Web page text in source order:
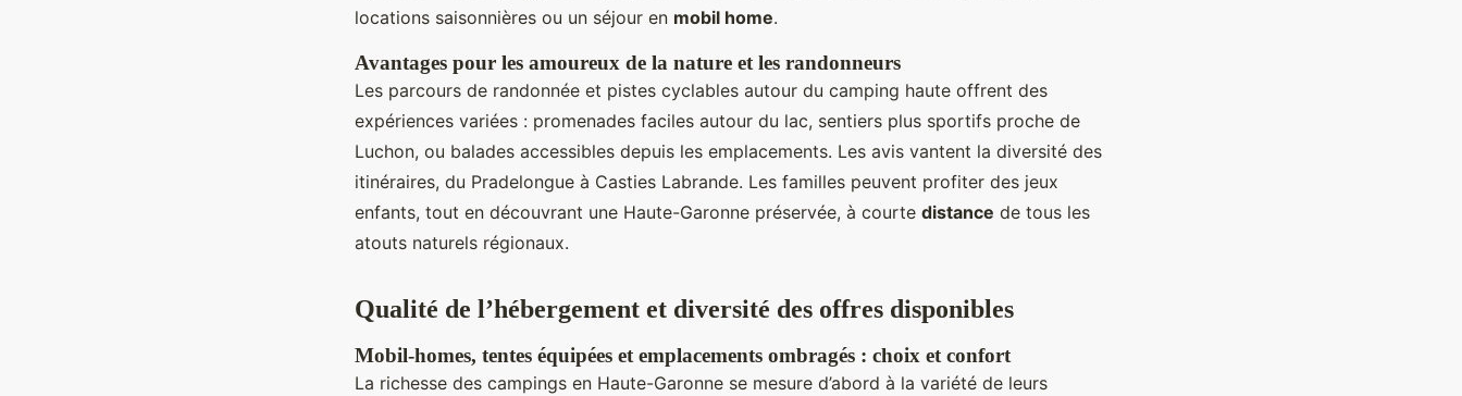
locations saisonnières ou un séjour en mobil home.
Avantages pour les amoureux de la nature et les randonneurs
Les parcours de randonnée et pistes cyclables autour du camping haute offrent des
expériences variées : promenades faciles autour du lac, sentiers plus sportifs proche de
Luchon, ou balades accessibles depuis les emplacements. Les avis vantent la diversité des
itinéraires, du Pradelongue à Casties Labrande. Les familles peuvent profiter des jeux
enfants, tout en découvrant une Haute-Garonne préservée, à courte distance de tous les
atouts naturels régionaux.
Qualité de l’hébergement et diversité des offres disponibles
Mobil-homes, tentes équipées et emplacements ombragés : choix et confort
La richesse des campings en Haute-Garonne se mesure d’abord à la variété de leurs